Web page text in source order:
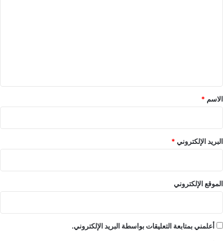
*
الاسم *
البريد الإلكتروني *
الموقع الإلكتروني
أعلمني بمتابعة التعليقات بواسطة البريد الإلكتروني.